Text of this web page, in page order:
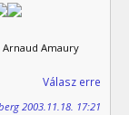
Amaury
Válasz erre
2003.11.18. 17:21